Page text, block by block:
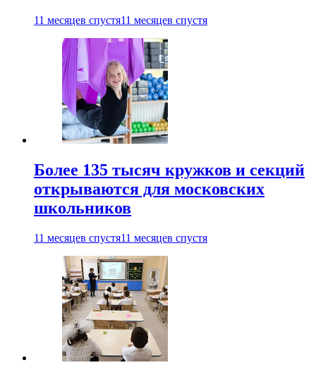
11 месяцев спустя11 месяцев спустя
Более 135 тысяч кружков и секций
открываются для московских
школьников
11 месяцев спустя11 месяцев спустя